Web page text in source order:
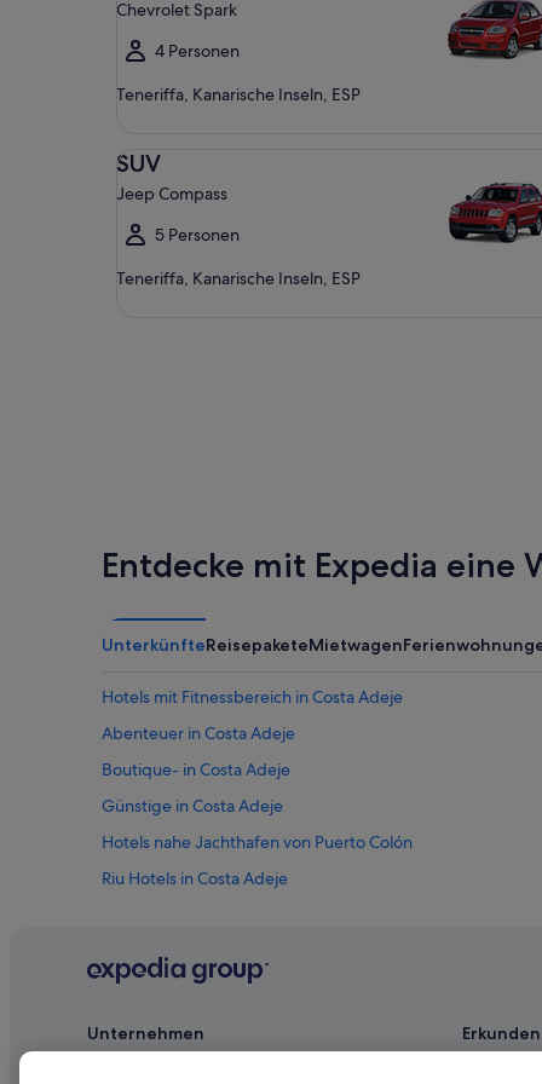
Chevrolet Spark
4 Personen
Teneriffa, Kanarische Inseln, ESP
SUV
Jeep Compass
5 Personen
Teneriffa, Kanarische Inseln, ESP
Entdecke mit Expedia eine
UnterkünfteReisepaketeMietwagen
Hotels mit Fitnessbereich in Costa Adeje
Abenteuer in Costa Adeje
Boutique- in Costa Adeje
Günstige in Costa Adeje
Hotels nahe Jachthafen von Puerto Colón
Riu Hotels in Costa Adeje
Romantische in Costa Adeje
Villen in San Eugenio
Unternehmen Erkunden